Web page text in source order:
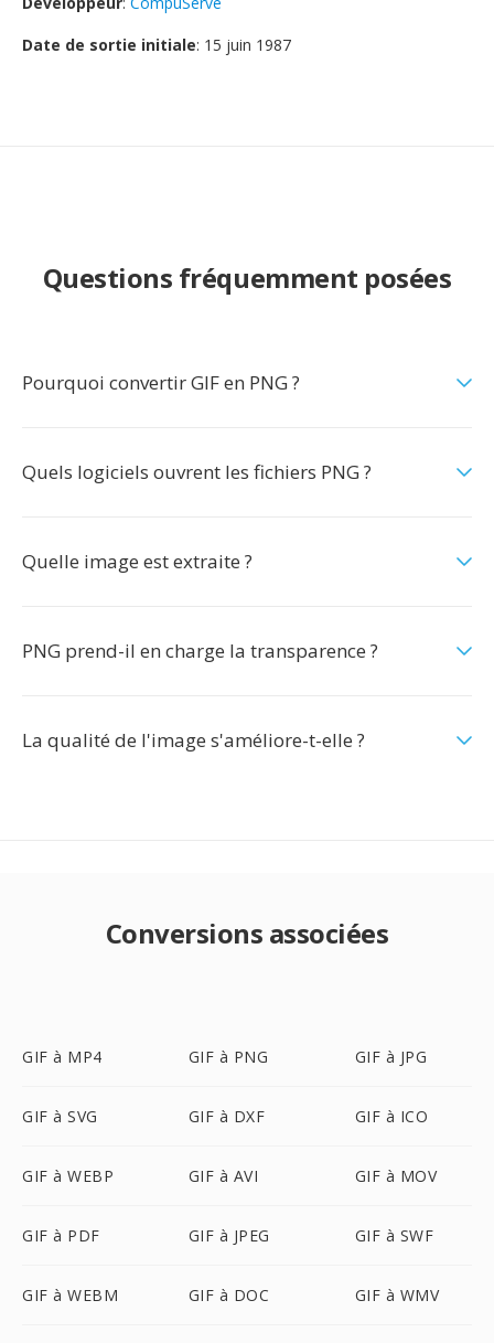
Date de sortie initiale: 15 juin 1987
Questions fréquemment posées
Pourquoi convertir GIF en PNG ?
Quels logiciels ouvrent les fichiers PNG ?
Quelle image est extraite ?
PNG prend-il en charge la transparence ?
La qualité de l'image s'améliore-t-elle ?
Conversions associées
GIF à MP4 GIF à PNG GIF à JPG
GIF à SVG GIF à DXF GIF à ICO
GIF à WEBP GIF à AVI GIF à MOV
GIF à PDF GIF à JPEG GIF à SWF
GIF à WEBM GIF à DOC GIF à WMV